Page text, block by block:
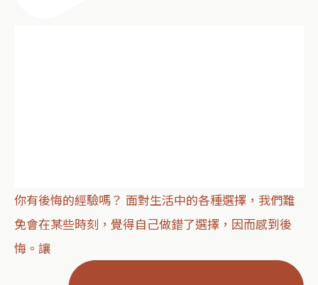
你有後悔的經驗嗎？ 面對生活中的各種選擇，我們難
免會在某些時刻，覺得自己做錯了選擇，因而感到後
悔。讓